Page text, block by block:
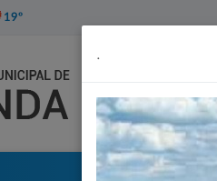
19º
.